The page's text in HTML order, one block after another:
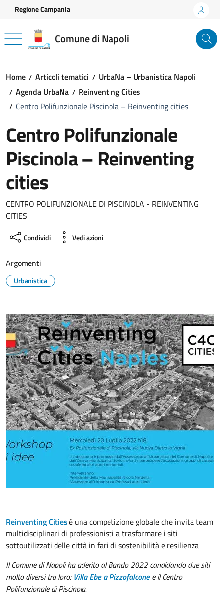
Vai ai contenuti
Vai al footer
Regione Campania
Comune di Napoli
Home Articoli tematici
UrbaNa – Urbanistica Napoli
Agenda UrbaNa
Reinventing Cities
Centro Polifunzionale Piscinola – Reinventing cities
Centro Polifunzionale
Piscinola – Reinventing
cities
CENTRO POLIFUNZIONALE DI PISCINOLA - REINVENTING
CITIES
Condividi Vedi azioni
Argomenti
Urbanistica
Reinventing Citiesè una competizione globale che invita team
multidisciplinari di professionisti a trasformare i siti
sottoutilizzati delle città in fari di sostenibilità e resilienza
Il Comune di Napoli ha aderito al Bando 2022 candidando due siti
molto diversi tra loro: Villa Ebe a Pizzofalconee il Centro
Polifunzionale di Piscinola.